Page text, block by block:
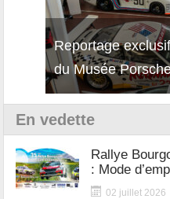
Reportage
du Musée
Découverte de la
12Cilindri Manuale
En vedette
Rallye
: Mode
02 juillet 2026